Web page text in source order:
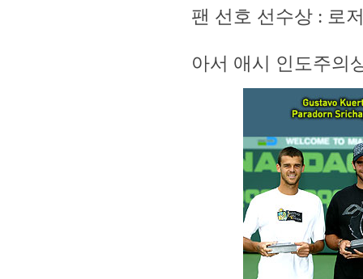
팬 선호 선수상 : 로
아서 애시 인도주의